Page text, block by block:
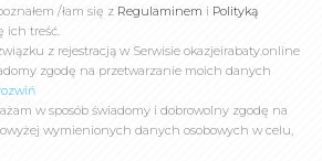
/łam się z Regulaminem i Polityką
ich treść.
z rejestracją w Serwisie okazjeirabaty.online
zgodę na przetwarzanie moich danych
w sposób świadomy i dobrowolny zgodę na
wymienionych danych osobowych w celu,